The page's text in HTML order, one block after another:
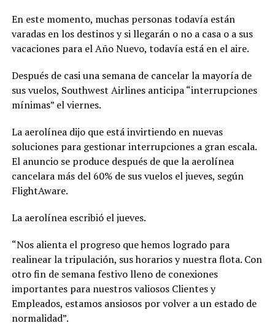
En este momento, muchas personas todavía están
varadas en los destinos y si llegarán o no a casa o a sus
vacaciones para el Año Nuevo, todavía está en el aire.
Después de casi una semana de cancelar la mayoría de
sus vuelos, Southwest Airlines anticipa “interrupciones
mínimas” el viernes.
La aerolínea dijo que está invirtiendo en nuevas
soluciones para gestionar interrupciones a gran escala.
El anuncio se produce después de que la aerolínea
cancelara más del 60% de sus vuelos el jueves, según
FlightAware.
La aerolínea escribió el jueves.
“Nos alienta el progreso que hemos logrado para
realinear la tripulación, sus horarios y nuestra flota. Con
otro fin de semana festivo lleno de conexiones
importantes para nuestros valiosos Clientes y
Empleados, estamos ansiosos por volver a un estado de
normalidad”.